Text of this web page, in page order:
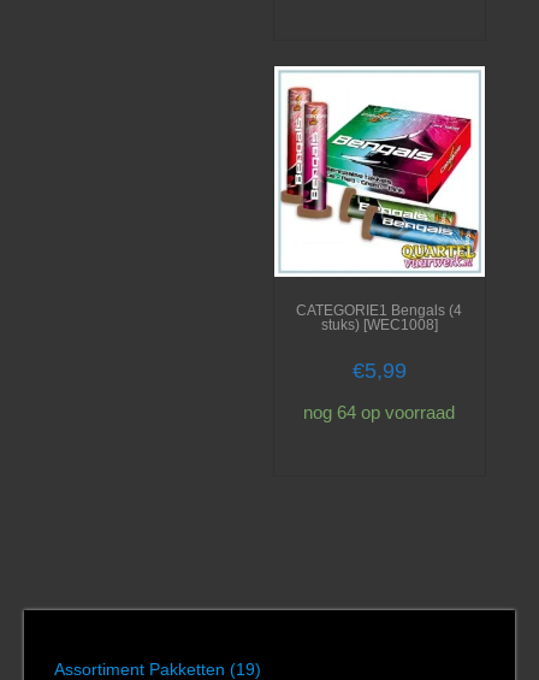
CATEGORIE1 Bengals (4
stuks) [WEC1008]
€5,99
nog 64 op voorraad
Assortiment Pakketten (19)